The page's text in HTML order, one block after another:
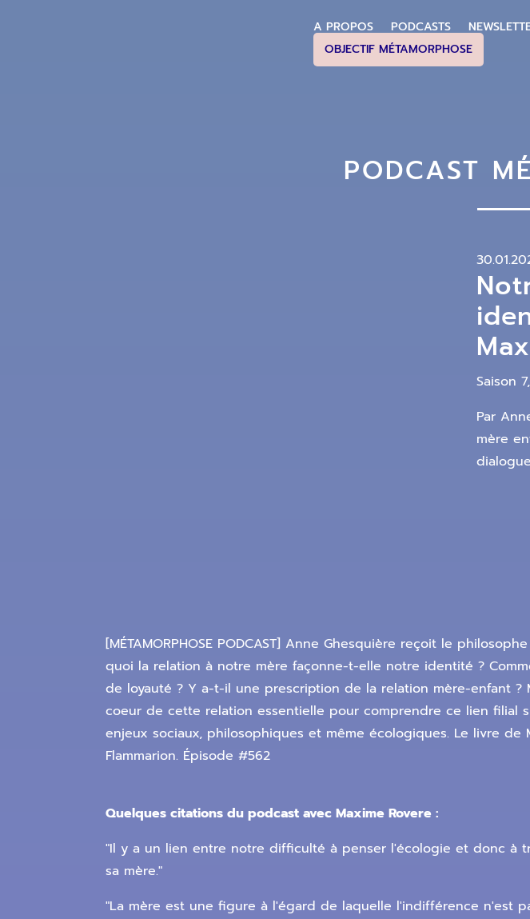
A PROPOS PODCASTS
OBJECTIF MÉTAMORPHOSE
PODCAST
Saison
Par
mère
[MÉTAMORPHOSE PODCAST] Anne Ghesquière reçoit le
quoi la relation à notre mère façonne-t-elle notre identité ?
de loyauté ? Y a-t-il une prescription de la relation mère-enfant
coeur de cette relation essentielle pour comprendre ce lien filial
enjeux sociaux, philosophiques et même écologiques. Le livre de
Flammarion. Épisode #562
Quelques citations du podcast avec Maxime Rovere :
"Il y a un lien entre notre difficulté à penser l'écologie et donc à
sa mère."
"La mère est une figure à l'égard de laquelle l'indifférence n'est